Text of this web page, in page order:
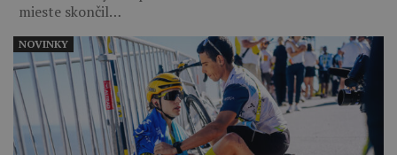
mieste skončil…
NOVINKY